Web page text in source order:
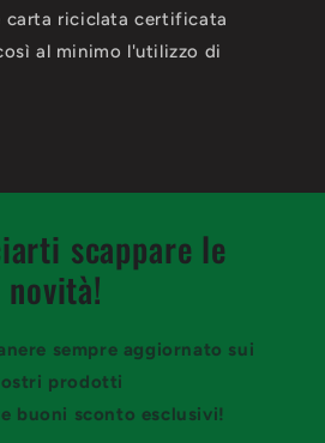
carta riciclata certificata
al minimo l'utilizzo di
scappare le
novità!
sempre aggiornato sui
prodotti
buoni sconto esclusivi!